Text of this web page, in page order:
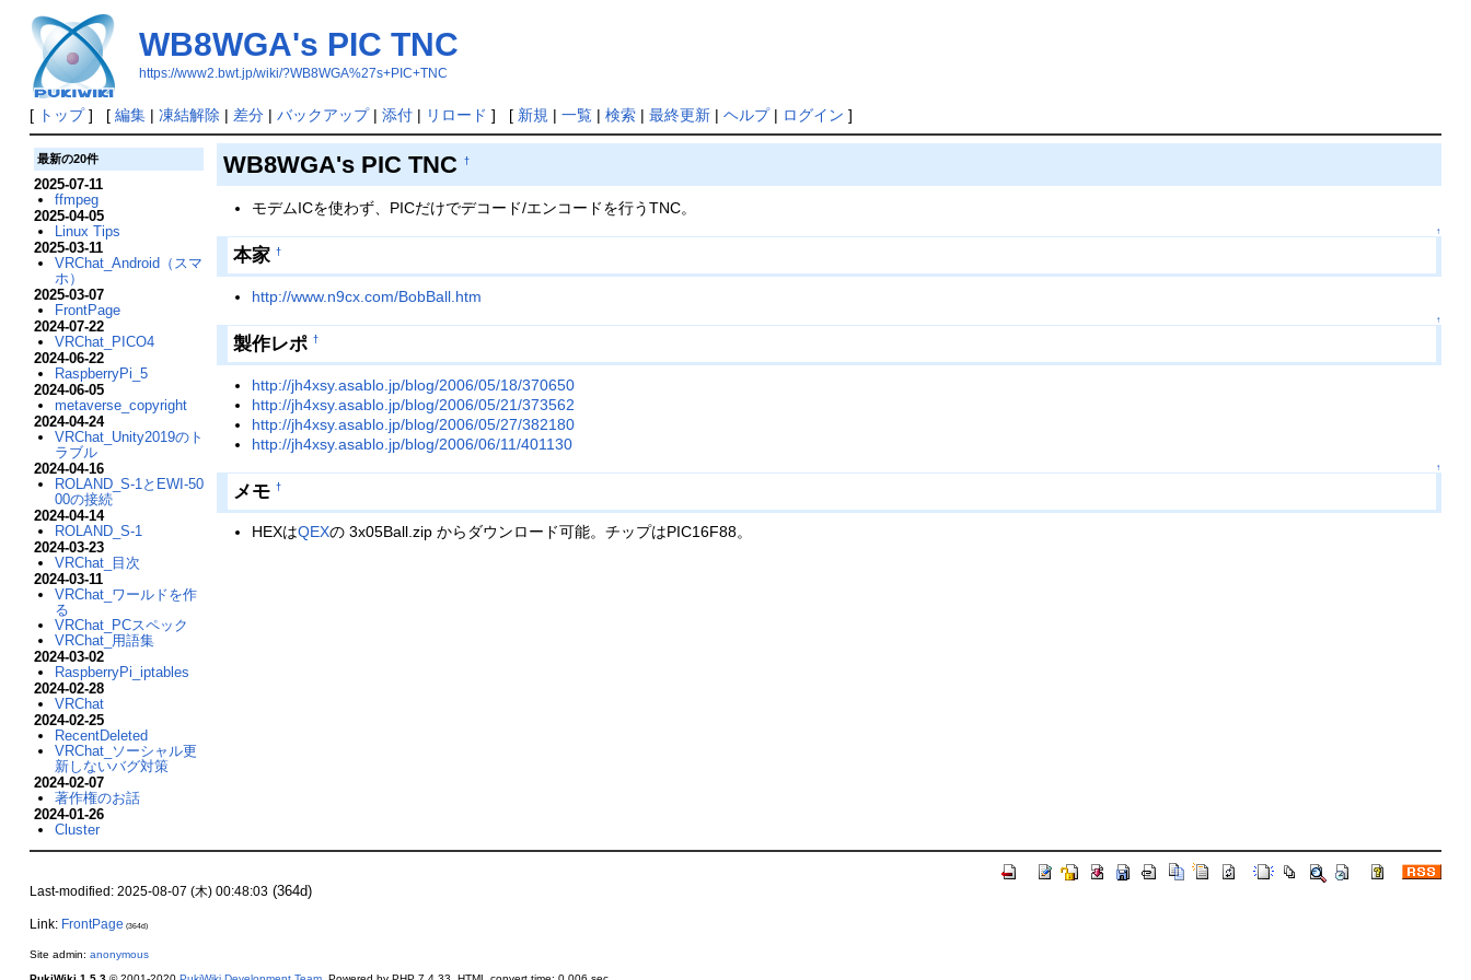
WB8WGA's PIC TNC
https://www2.bwt.jp/wiki/?WB8WGA%27s+PIC+TNC
[ トップ] [ 編集| 凍結解除 | 差分| バックアップ| 添付| リロード ] [ 新規 | 一覧| 検索| 最終更新| ヘルプ| ログイン ]
WB8WGA's PIC TNC†
モデムICを使わず、PICだけでデコード/エンコードを行うTNC。
↑
本家 †
http://www.n9cx.com/BobBall.htm
↑
製作レポ †
http://jh4xsy.asablo.jp/blog/2006/05/18/370650
http://jh4xsy.asablo.jp/blog/2006/05/21/373562
http://jh4xsy.asablo.jp/blog/2006/05/27/382180
http://jh4xsy.asablo.jp/blog/2006/06/11/401130
↑
メモ †
HEXはQEXの 3x05Ball.zip からダウンロード可能。チップはPIC16F88。
最新の20件
2025-07-11
ffmpeg
2025-04-05
Linux Tips
2025-03-11
VRChat_Android（スマ
ホ）
2025-03-07
FrontPage
2024-07-22
VRChat_PICO4
2024-06-22
RaspberryPi_5
2024-06-05
metaverse_copyright
2024-04-24
VRChat_Unity2019のト
ラブル
2024-04-16
ROLAND_S-1とEWI-50
00の接続
2024-04-14
ROLAND_S-1
2024-03-23
VRChat_目次
2024-03-11
VRChat_ワールドを作
る
VRChat_PCスペック
VRChat_用語集
2024-03-02
RaspberryPi_iptables
2024-02-28
VRChat
2024-02-25
RecentDeleted
VRChat_ソーシャル更
新しないバグ対策
2024-02-07
著作権のお話
2024-01-26
Cluster
Last-modified: 2025-08-07 (木) 00:48:03(364d)
Link: FrontPage (364d)
Site admin: anonymous